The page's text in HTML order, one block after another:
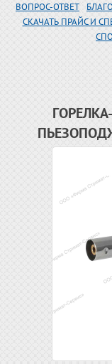
ВОПРОС-ОТВЕТ
СКАЧАТЬ ПРАЙС И